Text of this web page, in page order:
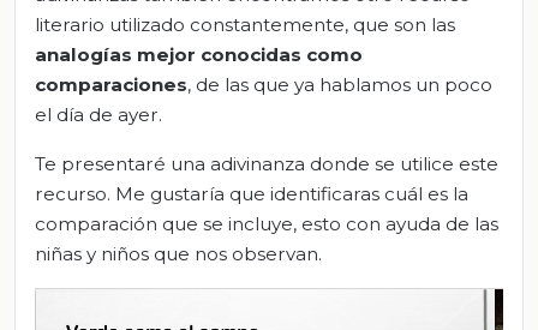
literario utilizado constantemente, que son las
analogías mejor conocidas como
comparaciones, de las que ya hablamos un poco
el día de ayer.
Te presentaré una adivinanza donde se utilice este
recurso. Me gustaría que identificaras cuál es la
comparación que se incluye, esto con ayuda de las
niñas y niños que nos observan.